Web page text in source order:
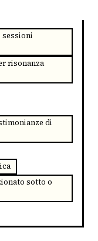
risonanza
di
sotto o